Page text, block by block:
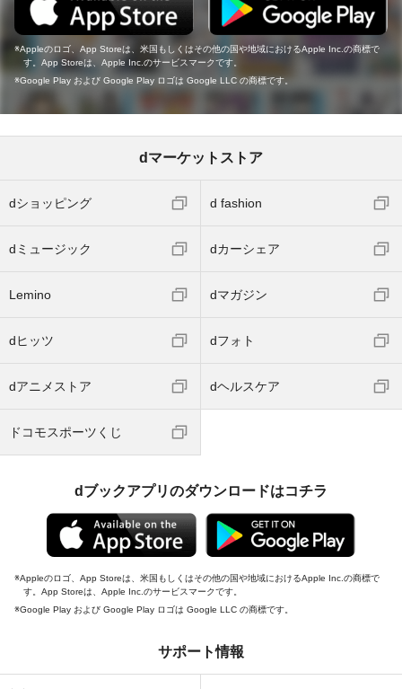
Appleのロゴ、App Storeは、米国もしくはその他の国や地域におけるApple Inc.の商標で
す。App Storeは、Apple Inc.のサービスマークです。
Google Play および Google Play ロゴは Google LLC の商標です。
dマーケットストア
dショッピング d fashion
dミュージック dカーシェア
Lemino dマガジン
dヒッツ dフォト
dアニメストア dヘルスケア
ドコモスポーツくじ
dブックアプリのダウンロードはコチラ
Appleのロゴ、App Storeは、米国もしくはその他の国や地域におけるApple Inc.の商標で
す。App Storeは、Apple Inc.のサービスマークです。
Google Play および Google Play ロゴは Google LLC の商標です。
サポート情報